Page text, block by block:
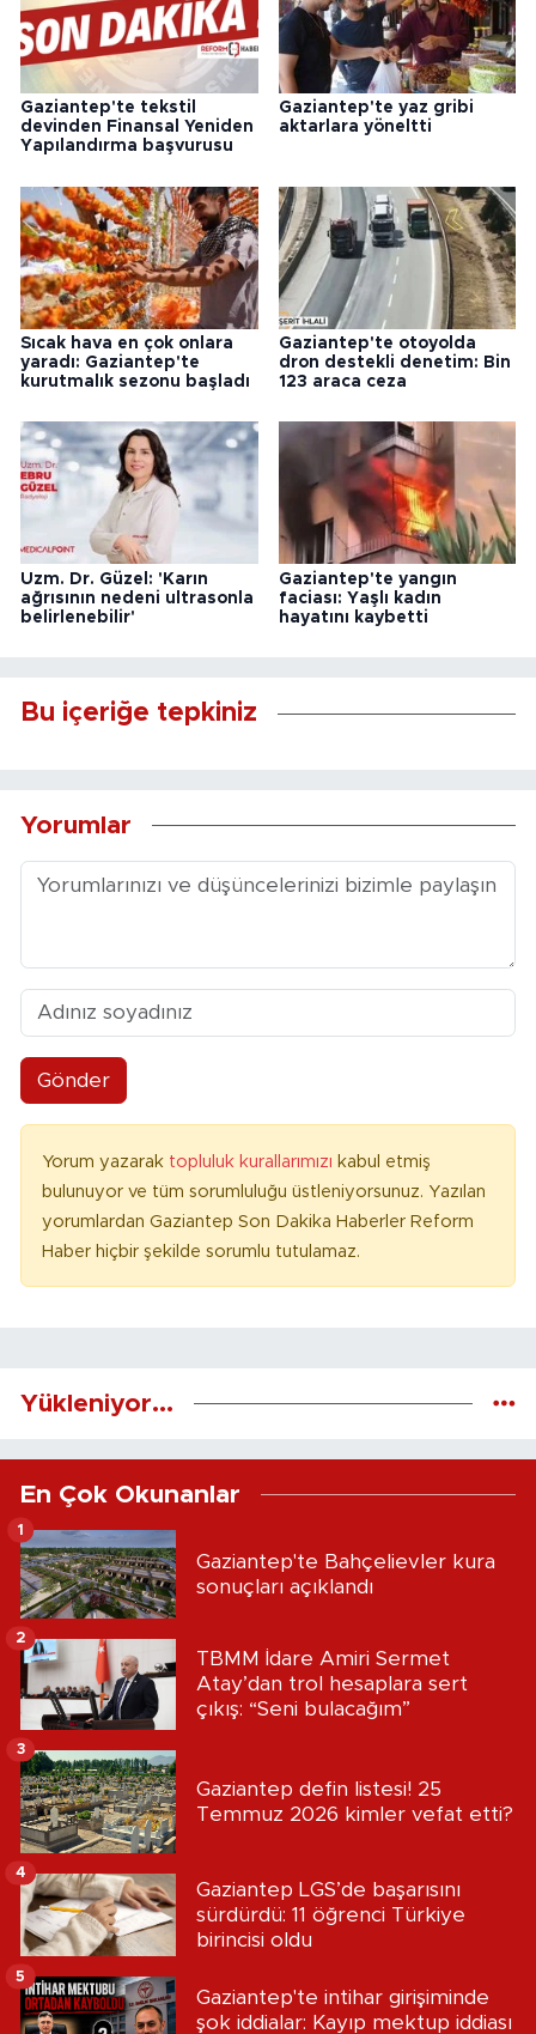
Gaziantep'te tekstil
devinden Finansal Yeniden
Yapılandırma başvurusu
Gaziantep'te yaz gribi
aktarlara yöneltti
Sıcak hava en çok onlara
yaradı: Gaziantep'te
kurutmalık sezonu başladı
Gaziantep'te otoyolda
dron destekli denetim: Bin
123 araca ceza
Uzm. Dr. Güzel: 'Karın
ağrısının nedeni ultrasonla
belirlenebilir'
Gaziantep'te yangın
faciası: Yaşlı kadın
hayatını kaybetti
Bu içeriğe tepkiniz
Yorumlar
Gönder
Yorum yazarak topluluk kurallarımızı kabul etmiş
bulunuyor ve tüm sorumluluğu üstleniyorsunuz. Yazılan
yorumlardan Gaziantep Son Dakika Haberler Reform
Haber hiçbir şekilde sorumlu tutulamaz.
Yükleniyor...
En Çok Okunanlar
Gaziantep'te Bahçelievler kura
sonuçları açıklandı
1
TBMM İdare Amiri Sermet
Atay’dan trol hesaplara sert
çıkış: “Seni bulacağım”
2
Gaziantep defin listesi! 25
Temmuz 2026 kimler vefat etti?
3
Gaziantep LGS’de başarısını
sürdürdü: 11 öğrenci Türkiye
birincisi oldu
4
Gaziantep'te intihar girişiminde
şok iddialar: Kayıp mektup iddiası
5